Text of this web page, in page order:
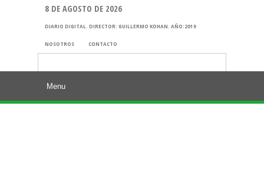
8 DE AGOSTO DE 2026
DIARIO DIGITAL. DIRECTOR: GUILLERMO KOHAN. AÑO:2019
NOSOTROS CONTACTO